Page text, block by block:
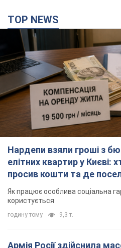
Нардепи взяли гроші з
елітних квартир у Києві:
просив кошти та де
Як працює особлива соціальна
користується
годину тому 9,3 т.
Армія Росії здійснила
горіла історична
Фото та відео
9 хвилин тому
Під прицілом – Київ:
масштабні атаки на